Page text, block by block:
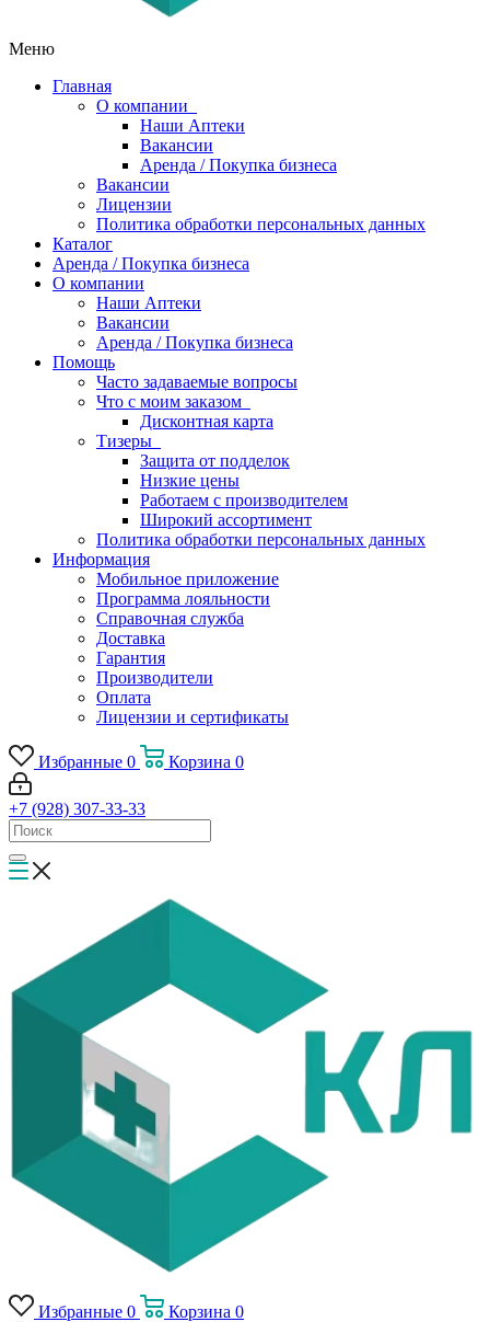
Меню
Главная
О компании
Наши Аптеки
Вакансии
Аренда / Покупка бизнеса
Вакансии
Лицензии
Политика обработки персональных данных
Каталог
Аренда / Покупка бизнеса
О компании
Наши Аптеки
Вакансии
Аренда / Покупка бизнеса
Помощь
Часто задаваемые вопросы
Что с моим заказом
Дисконтная карта
Тизеры
Защита от подделок
Низкие цены
Работаем с производителем
Широкий ассортимент
Политика обработки персональных данных
Информация
Мобильное приложение
Программа лояльности
Справочная служба
Доставка
Гарантия
Производители
Оплата
Лицензии и сертификаты
Избранные 0 Корзина 0
+7 (928) 307-33-33
Избранные 0 Корзина 0